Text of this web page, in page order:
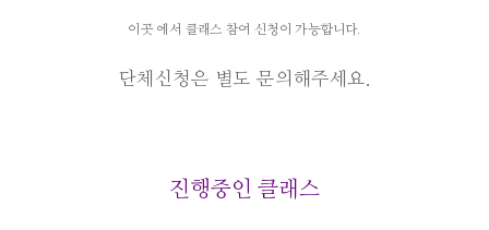
이곳 에서 클래스 참여 신청이 가능합니다.
단체신청은 별도 문의해주세요.
진행중인 클래스